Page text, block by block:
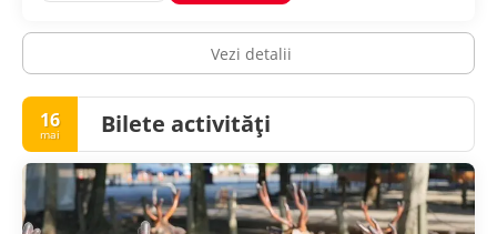
Vezi detalii
16
mai Bilete activități